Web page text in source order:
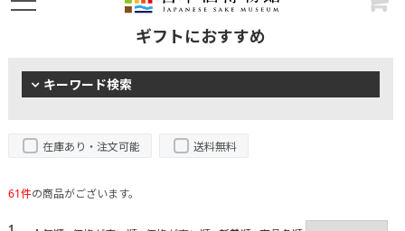
ギフトにおすすめ
キーワード検索
在庫あり・注文可能 送料無料
61件の商品がございます。